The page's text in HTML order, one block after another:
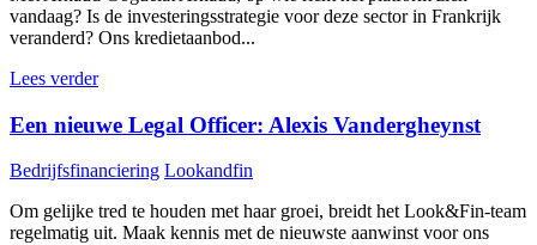
vandaag? Is de investeringsstrategie voor deze sector in Frankrijk
veranderd? Ons kredietaanbod...
Lees verder
Een nieuwe Legal Officer: Alexis Vandergheynst
Bedrijfsfinanciering Lookandfin
Om gelijke tred te houden met haar groei, breidt het Look&Fin-team
regelmatig uit. Maak kennis met de nieuwste aanwinst voor ons